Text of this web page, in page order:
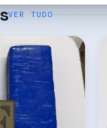
VER TUDO